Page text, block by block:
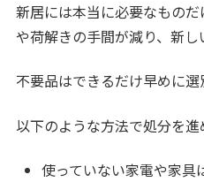
新居には本当に必要なもの
や荷解きの手間が減り、新し
不要品はできるだけ早めに選
以下のような方法で処分を進
使っていない家電や家具